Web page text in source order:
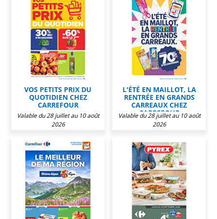
VOS PETITS PRIX DU
QUOTIDIEN CHEZ
CARREFOUR
Valable du 28 juillet au 10 août
2026
L'ÉTÉ EN MAILLOT, LA
RENTRÉE EN GRANDS
CARREAUX CHEZ
CARREFOUR
Valable du 28 juillet au 10 août
2026